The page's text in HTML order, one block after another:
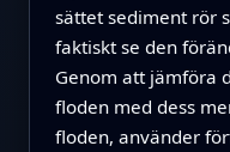
sättet sediment rör
faktiskt se den
Genom att jämföra
floden med dess
floden, använder